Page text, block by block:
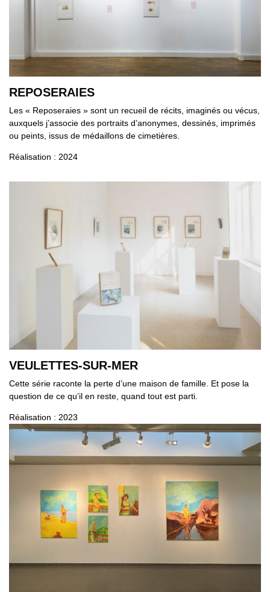
REPOSERAIES
Les « Reposeraies » sont un recueil de récits, imaginés ou vécus,
auxquels j’associe des portraits d’anonymes, dessinés, imprimés
ou peints, issus de médaillons de cimetières.
Réalisation : 2024
VEULETTES-SUR-MER
Cette série raconte la perte d’une maison de famille. Et pose la
question de ce qu’il en reste, quand tout est parti.
Réalisation : 2023